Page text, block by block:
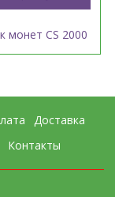
монет CS 2000
Доставка
Контакты